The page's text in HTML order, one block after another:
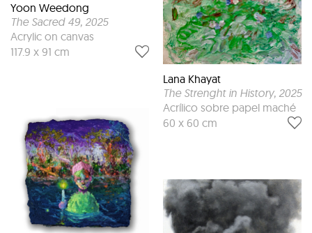
Yoon Weedong
The Sacred 49, 2025
Acrylic on canvas
117.9 x 91 cm
Lana Khayat
The Strenght in History, 2025
Acrílico sobre papel maché
60 x 60 cm